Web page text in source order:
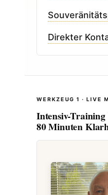
Direkter
WERKZEUG 1 · LIVE
Intensiv-
80 Minuten